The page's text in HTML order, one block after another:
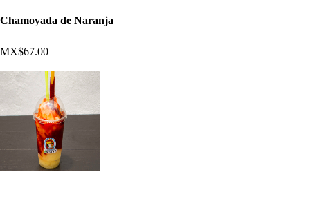
Chamoyada de Naranja
MX$67.00